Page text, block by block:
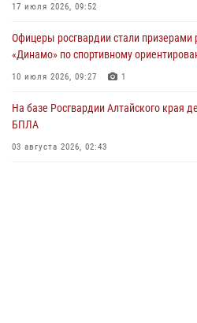
Сотрудники Росгвардии провели
03 июля 2026, 04:03
Управление Росгвардии по Алтайскому
02 июля 2026, 00:55
В краевом управлении
17 июля 2026, 09:52
Офицеры росгвардии стали призерами
«Динамо» по спортивному
10 июля 2026, 09:27 1
На базе Росгвардии Алтайского края
БПЛА
03 августа 2026, 02:43